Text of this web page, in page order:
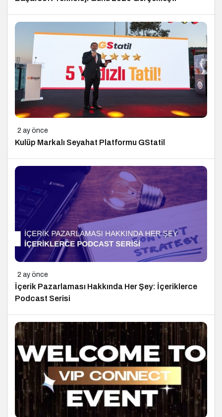
2 ay önce
Kulüp Markalı Seyahat Platformu GStatil
2 ay önce
İçerik Pazarlaması Hakkında Her Şey: İçeriklerce
Podcast Serisi